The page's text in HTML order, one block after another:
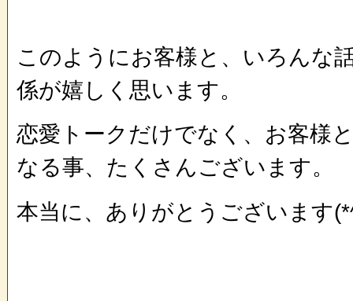
このようにお客様と、いろんな
係が嬉しく思います。
恋愛トークだけでなく、お客様
なる事、たくさんございます。
本当に、ありがとうございます